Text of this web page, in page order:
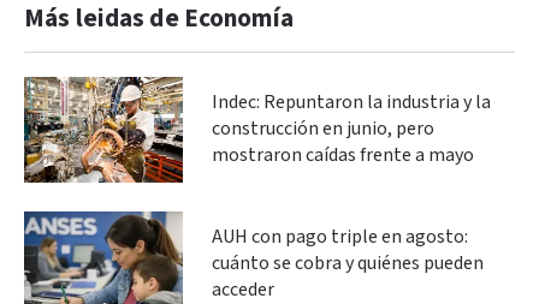
Más leidas de Economía
Indec: Repuntaron la industria y la
construcción en junio, pero
mostraron caídas frente a mayo
AUH con pago triple en agosto:
cuánto se cobra y quiénes pueden
acceder